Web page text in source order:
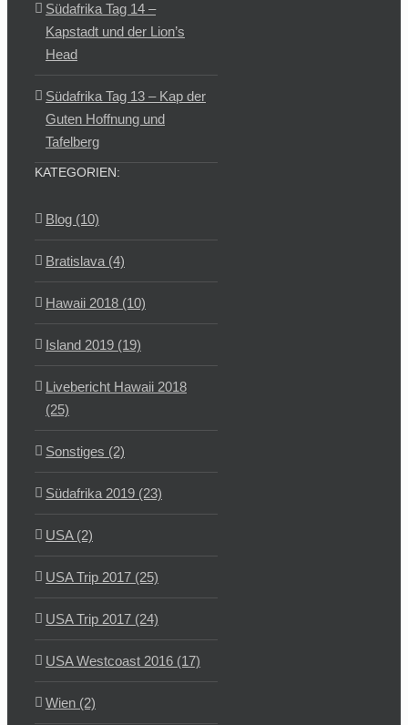
Südafrika Tag 14 –
Kapstadt und der Lion’s
Head
Südafrika Tag 13 – Kap der
Guten Hoffnung und
Tafelberg
KATEGORIEN:
Blog (10)
Bratislava (4)
Hawaii 2018 (10)
Island 2019 (19)
Livebericht Hawaii 2018
(25)
Sonstiges (2)
Südafrika 2019 (23)
USA (2)
USA Trip 2017 (25)
USA Trip 2017 (24)
USA Westcoast 2016 (17)
Wien (2)